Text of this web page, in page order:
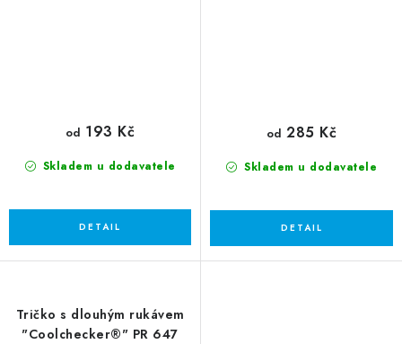
Skladem u dodavatele
od 193 Kč
Skladem u dodavatele
od 285 Kč
Tričko s dlouhým rukávem
"Coolchecker®" PR 647